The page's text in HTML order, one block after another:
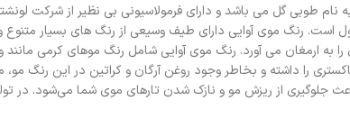
طوبی گل می باشد و دارای فرمولاسیونی بی نظیر از شرکت
است. رنگ موی آوایی دارای طیف وسیعی از رنگ های بسیار
به ارمغان می آورد. رنگ موی آوایی شامل رنگ موهای کرمی
را داشته و بخاطر وجود روغن آرگان و کراتین در این رنگ
جلوگیری از ریزش مو و نازک شدن تارهای موی شما می‌شود. در